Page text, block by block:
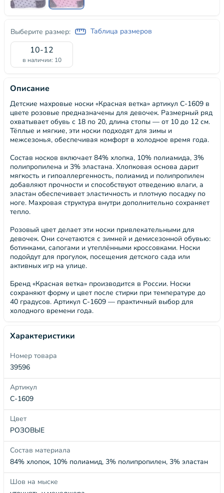
Выберите размер: Таблица размеров
10-12
в наличии: 10
Описание
Детские махровые носки «Красная ветка» артикул С-1609 в
цвете розовые предназначены для девочек. Размерный ряд
охватывает обувь с 18 по 20, длина стопы — от 10 до 12 см.
Тёплые и мягкие, эти носки подходят для зимы и
межсезонья, обеспечивая комфорт в холодное время года.
Состав носков включает 84% хлопка, 10% полиамида, 3%
полипропилена и 3% эластана. Хлопковая основа дарит
мягкость и гипоаллергенность, полиамид и полипропилен
добавляют прочности и способствуют отведению влаги, а
эластан обеспечивает эластичность и плотную посадку по
ноге. Махровая структура внутри дополнительно сохраняет
тепло.
Розовый цвет делает эти носки привлекательными для
девочек. Они сочетаются с зимней и демисезонной обувью:
ботинками, сапогами и утеплёнными кроссовками. Носки
подойдут для прогулок, посещения детского сада или
активных игр на улице.
Бренд «Красная ветка» производится в России. Носки
сохраняют форму и цвет после стирки при температуре до
40 градусов. Артикул С-1609 — практичный выбор для
холодного времени года.
Характеристики
Номер товара
39596
Артикул
С-1609
Цвет
РОЗОВЫЕ
Состав материала
84% хлопок, 10% полиамид, 3% полипропилен, 3% эластан
Шов на мыске